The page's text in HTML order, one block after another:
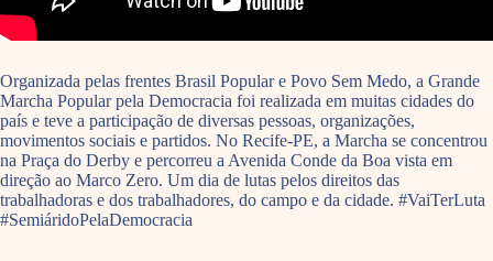
Organizada pelas frentes Brasil Popular e Povo Sem Medo, a Grande
Marcha Popular pela Democracia foi realizada em muitas cidades do
país e teve a participação de diversas pessoas, organizações,
movimentos sociais e partidos. No Recife-PE, a Marcha se concentrou
na Praça do Derby e percorreu a Avenida Conde da Boa vista em
direção ao Marco Zero. Um dia de lutas pelos direitos das
trabalhadoras e dos trabalhadores, do campo e da cidade. #VaiTerLuta
#SemiáridoPelaDemocracia